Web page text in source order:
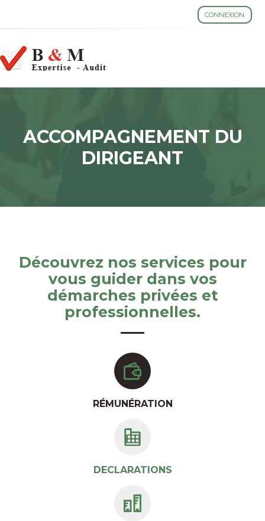
CONNEXION
Aller
au
ACCOMPAGNEMENT DU
DIRIGEANT
Découvrez nos services pour
vous guider dans vos
démarches privées et
professionnelles.
RÉMUNÉRATION
DECLARATIONS